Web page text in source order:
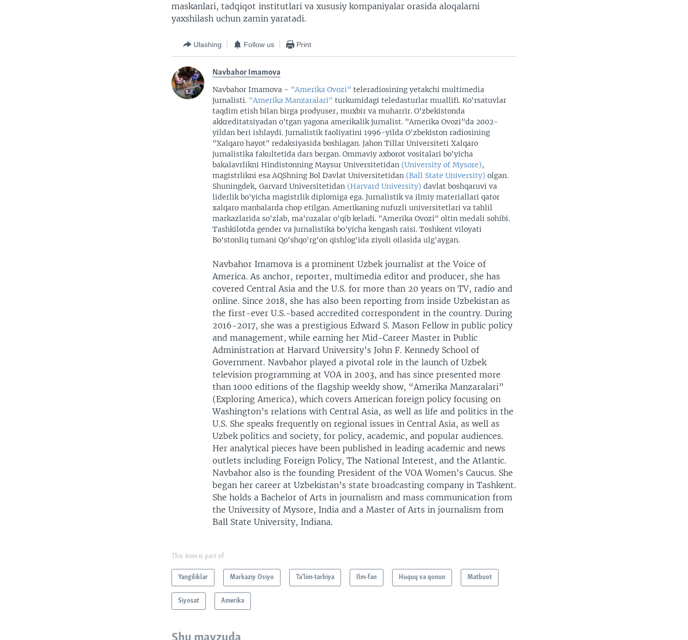
maskanlari, tadqiqot institutlari va xususiy kompaniyalar orasida aloqalarni
yaxshilash uchun zamin yaratadi.
Ulashing Follow us Print
Navbahor Imamova
Navbahor Imamova - "Amerika Ovozi" teleradiosining yetakchi multimedia
jurnalisti. "Amerika Manzaralari"turkumidagi teledasturlar muallifi. Ko'rsatuvlar
taqdim etish bilan birga prodyuser, muxbir va muharrir. O'zbekistonda
akkreditatsiyadan o'tgan yagona amerikalik jurnalist. "Amerika Ovozi"da 2002-
yildan beri ishlaydi. Jurnalistik faoliyatini 1996-yilda O'zbekiston radiosining
"Xalqaro hayot" redaksiyasida boshlagan. Jahon Tillar Universiteti Xalqaro
jurnalistika fakultetida dars bergan. Ommaviy axborot vositalari bo'yicha
bakalavrlikni Hindistonning Maysur Universitetidan (University of Mysore),
magistrlikni esa AQShning Bol Davlat Universitetidan (Ball State University) olgan.
Shuningdek, Garvard Universitetidan (Harvard University) davlat boshqaruvi va
liderlik bo'yicha magistrlik diplomiga ega. Jurnalistik va ilmiy materiallari qator
xalqaro manbalarda chop etilgan. Amerikaning nufuzli universitetlari va tahlil
markazlarida so'zlab, ma'ruzalar o'qib keladi. "Amerika Ovozi" oltin medali sohibi.
Tashkilotda gender va jurnalistika bo'yicha kengash raisi. Toshkent viloyati
Bo'stonliq tumani Qo'shqo'rg'on qishlog'ida ziyoli oilasida ulg'aygan.
Navbahor Imamova is a prominent Uzbek journalist at the Voice of
America. As anchor, reporter, multimedia editor and producer, she has
covered Central Asia and the U.S. for more than 20 years on TV, radio and
online. Since 2018, she has also been reporting from inside Uzbekistan as
the first-ever U.S.-based accredited correspondent in the country. During
2016-2017, she was a prestigious Edward S. Mason Fellow in public policy
and management, while earning her Mid-Career Master in Public
Administration at Harvard University’s John F. Kennedy School of
Government. Navbahor played a pivotal role in the launch of Uzbek
television programming at VOA in 2003, and has since presented more
than 1000 editions of the flagship weekly show, “Amerika Manzaralari”
(Exploring America), which covers American foreign policy focusing on
Washington’s relations with Central Asia, as well as life and politics in the
U.S. She speaks frequently on regional issues in Central Asia, as well as
Uzbek politics and society, for policy, academic, and popular audiences.
Her analytical pieces have been published in leading academic and news
outlets including Foreign Policy, The National Interest, and the Atlantic.
Navbahor also is the founding President of the VOA Women’s Caucus. She
began her career at Uzbekistan’s state broadcasting company in Tashkent.
She holds a Bachelor of Arts in journalism and mass communication from
the University of Mysore, India and a Master of Arts in journalism from
Ball State University, Indiana.
This item is part of
Yangiliklar Markaziy Osiyo Ta’lim-tarbiya Ilm-fan Huquq va qonun Matbuot
Siyosat Amerika